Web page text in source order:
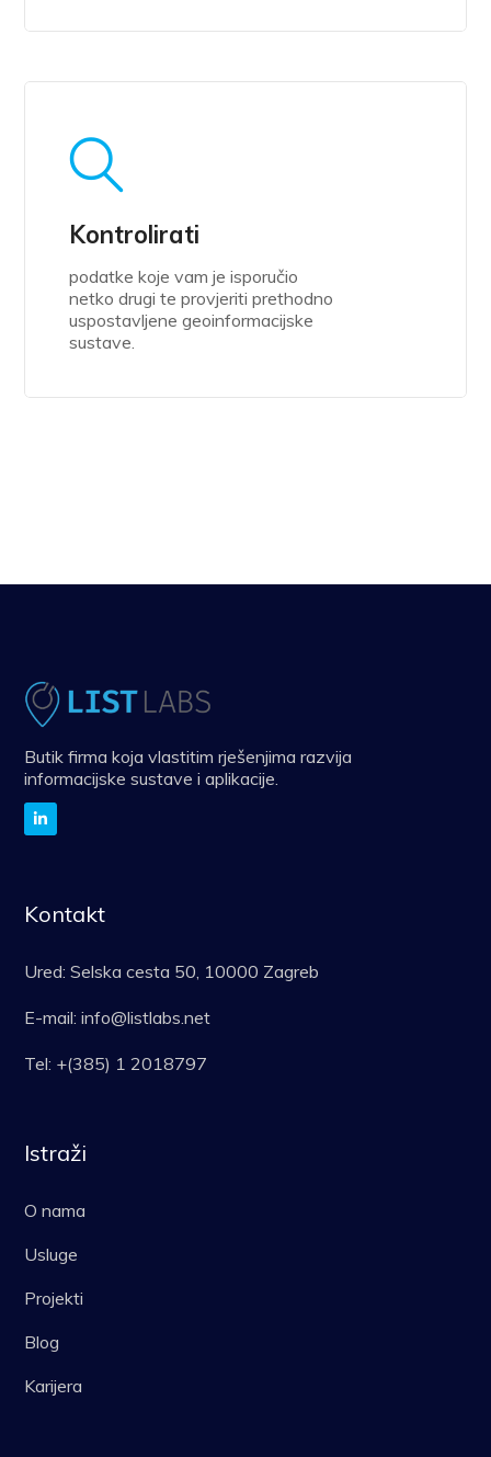
Kontrolirati
podatke koje vam je isporučio
netko drugi te provjeriti prethodno
uspostavljene geoinformacijske
sustave.
Butik firma koja vlastitim rješenjima razvija
informacijske sustave i aplikacije.
Kontakt
Ured: Selska cesta 50, 10000 Zagreb
E-mail: info@listlabs.net
Tel: +(385) 1 2018797
Istraži
O nama
Usluge
Projekti
Blog
Karijera